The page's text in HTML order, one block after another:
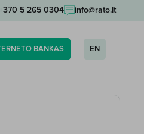
5 265 0304 info@rato.lt
BANKAS EN